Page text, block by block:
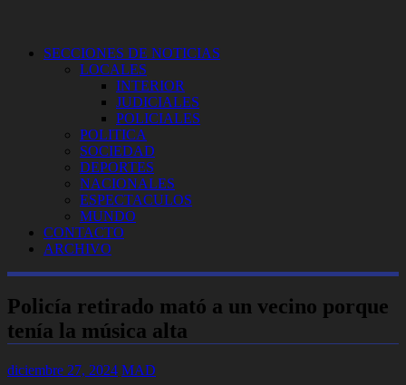
SECCIONES DE NOTICIAS
LOCALES
INTERIOR
JUDICIALES
POLICIALES
POLITICA
SOCIEDAD
DEPORTES
NACIONALES
ESPECTACULOS
MUNDO
CONTACTO
ARCHIVO
Policía retirado mató a un vecino porque
tenía la música alta
diciembre 27, 2024 MAD